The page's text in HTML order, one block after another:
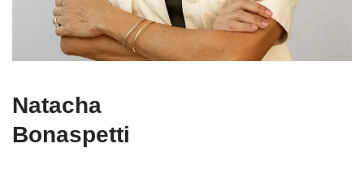
Natacha
Bonaspetti